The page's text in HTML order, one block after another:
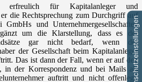
für Kapitalanleger und
die Rechtsprechung zum Durchgriff auf
GmbHs und Unternehmergesellschaften
um die Klarstellung, dass es der
gar nicht bedarf, wenn der
der Gesellschaft beim Kapitalanleger
Das ist dann der Fall, wenn er auf den
in der Korrespondenz und bei Mails als
auftritt und nicht offenlegt,
Datenschutzeinstellungen